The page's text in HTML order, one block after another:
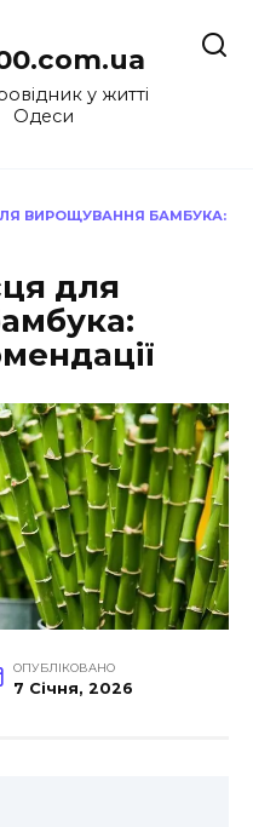
у житті
Одеси
ВИРОЩУВАННЯ БАМБУКА:
для
ОПУБЛІКОВАНО
7 Січня, 2026